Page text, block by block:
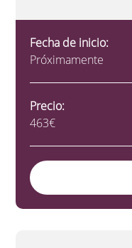
Fecha de inicio:
Próximamente
Precio:
463€